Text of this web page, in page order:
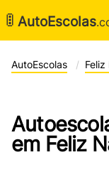
🚦 AutoEscolas
AutoEscolas
em Feliz